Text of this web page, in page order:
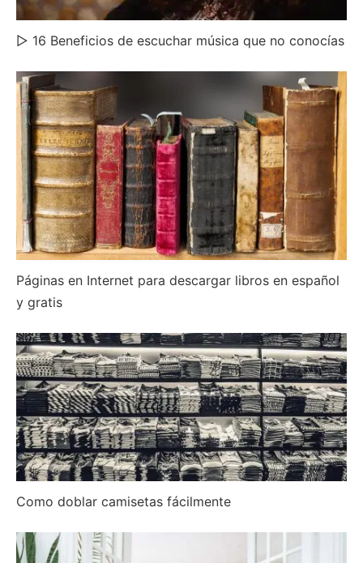
▷ 16 Beneficios de escuchar música que no conocías
Páginas en Internet para descargar libros en español
y gratis
Como doblar camisetas fácilmente